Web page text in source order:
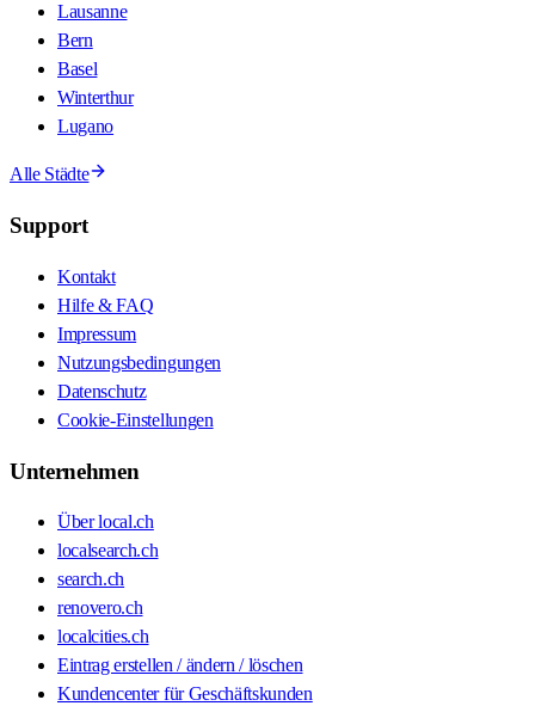
Lausanne
Bern
Basel
Winterthur
Lugano
Alle Städte
Support
Kontakt
Hilfe & FAQ
Impressum
Nutzungsbedingungen
Datenschutz
Cookie-Einstellungen
Unternehmen
Über local.ch
localsearch.ch
search.ch
renovero.ch
localcities.ch
Eintrag erstellen / ändern / löschen
Kundencenter für Geschäftskunden